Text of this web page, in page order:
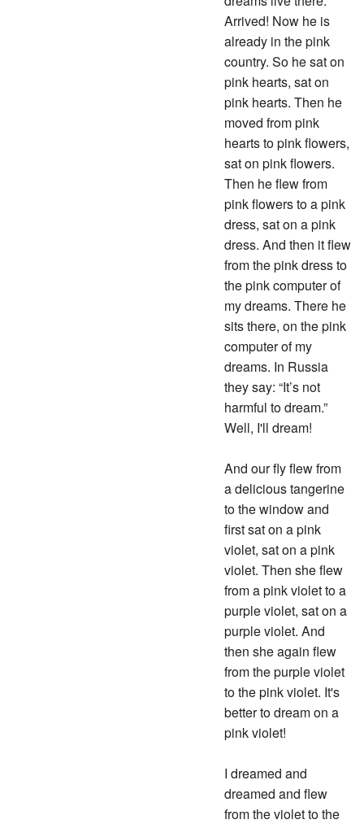
Arrived! Now he is
already in the pink
country. So he sat on
pink hearts, sat on
pink hearts. Then he
moved from pink
hearts to pink flowers,
sat on pink flowers.
Then he flew from
pink flowers to a pink
dress, sat on a pink
dress. And then it flew
from the pink dress to
the pink computer of
my dreams. There he
sits there, on the pink
computer of my
dreams. In Russia
they say: “It’s not
harmful to dream.”
Well, I'll dream!
And our fly flew from
a delicious tangerine
to the window and
first sat on a pink
violet, sat on a pink
violet. Then she flew
from a pink violet to a
purple violet, sat on a
purple violet. And
then she again flew
from the purple violet
to the pink violet. It's
better to dream on a
pink violet!
I dreamed and
dreamed and flew
from the violet to the